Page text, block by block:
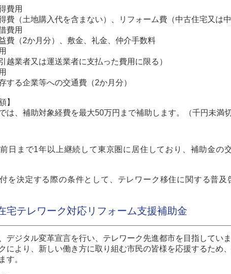
費用
費（土地購入代を含まない）、リフォーム費（中古住宅又は
費用
費（2か月分）、敷金、礼金、仲介手数料
越業者又は運送業者に支払った費用に限る）
する企業等への交通費（2か月分）
】
は、補助対象経費を最大50万円まで補助します。（千円未満切
日まで1年以上継続して東京圏に居住しており、補助金
を決定する際の条件として、テレワーク移住に関する普及
宅テレワーク対応リフォーム支援補助金
デジタル変革宣言を行い、テレワーク先進都市を目指していま
により、新しい働き方に取り組む市民の皆様を応援するため
す。